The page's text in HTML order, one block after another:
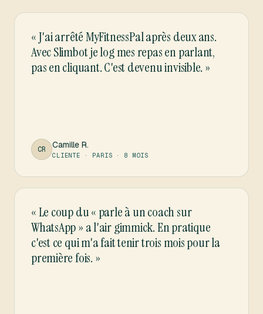
«J'ai arrêté MyFitnessPal après deux ans.
Avec Slimbot je log mes repas en parlant,
pas en cliquant. C'est devenu invisible. »
CR Camille R.
CLIENTE · PARIS · 8 MOIS
«Le coup du « parle à un coach sur
WhatsApp » a l'air gimmick. En pratique
c'est ce qui m'a fait tenir trois mois pour la
première fois. »